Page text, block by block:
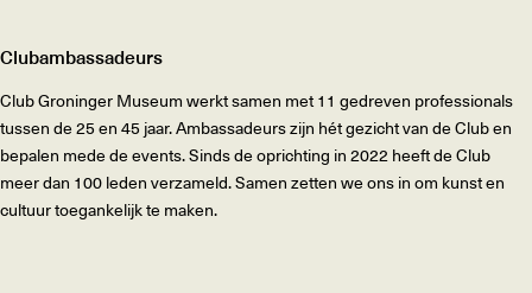
Clubambassadeurs
Club Groninger Museum werkt samen met 11 gedreven professionals
tussen de 25 en 45 jaar. Ambassadeurs zijn hét gezicht van de Club en
bepalen mede de events. Sinds de oprichting in 2022 heeft de Club
meer dan 100 leden verzameld. Samen zetten we ons in om kunst en
cultuur toegankelijk te maken.